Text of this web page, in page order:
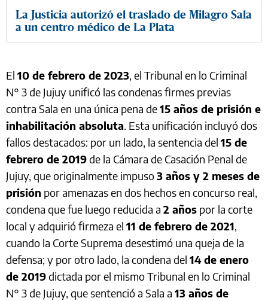
La Justicia autorizó el traslado de Milagro Sala
a un centro médico de La Plata
El 10 de febrero de 2023, el Tribunal en lo Criminal
N° 3 de Jujuy unificó las condenas firmes previas
contra Sala en una única pena de15 años de prisión e
inhabilitación absoluta. Esta unificación incluyó dos
fallos destacados: por un lado, la sentencia del 15 de
febrero de 2019de la Cámara de Casación Penal de
Jujuy, que originalmente impuso3 años y 2 meses de
prisión por amenazas en dos hechos en concurso real,
condena que fue luego reducida a 2 años por la corte
local y adquirió firmeza el 11 de febrero de 2021,
cuando la Corte Suprema desestimó una queja de la
defensa; y por otro lado, la condena del 14 de enero
de 2019dictada por el mismo Tribunal en lo Criminal
N° 3 de Jujuy, que sentenció a Sala a 13 años de